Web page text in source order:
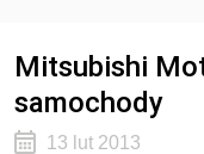
Mitsubishi
samochody
13 lut 2013